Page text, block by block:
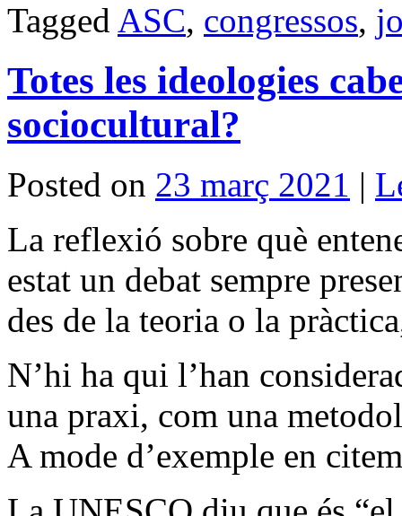
Tagged ASC, congressos,
Totes les ideologies
sociocultural?
Posted on 23 març 2021 |
La reflexió sobre què
estat un debat sempre
des de la teoria o la
N’hi ha qui l’han
una praxi, com una
A mode d’exemple en